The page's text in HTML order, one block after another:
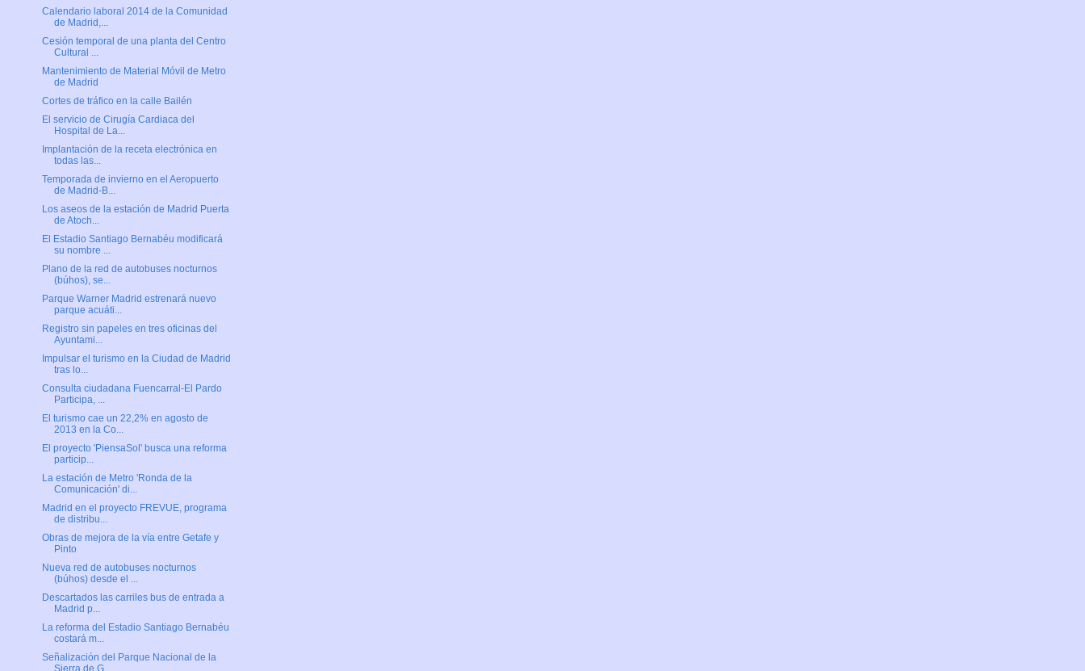
Calendario laboral 2014 de la Comunidad
de Madrid,...
Cesión temporal de una planta del Centro
Cultural ...
Mantenimiento de Material Móvil de Metro
de Madrid
Cortes de tráfico en la calle Bailén
El servicio de Cirugía Cardiaca del
Hospital de La...
Implantación de la receta electrónica en
todas las...
Temporada de invierno en el Aeropuerto
de Madrid-B...
Los aseos de la estación de Madrid Puerta
de Atoch...
El Estadio Santiago Bernabéu modificará
su nombre ...
Plano de la red de autobuses nocturnos
(búhos), se...
Parque Warner Madrid estrenará nuevo
parque acuáti...
Registro sin papeles en tres oficinas del
Ayuntami...
Impulsar el turismo en la Ciudad de Madrid
tras lo...
Consulta ciudadana Fuencarral-El Pardo
Participa, ...
El turismo cae un 22,2% en agosto de
2013 en la Co...
El proyecto 'PiensaSol' busca una reforma
particip...
La estación de Metro 'Ronda de la
Comunicación' di...
Madrid en el proyecto FREVUE, programa
de distribu...
Obras de mejora de la vía entre Getafe y
Pinto
Nueva red de autobuses nocturnos
(búhos) desde el ...
Descartados las carriles bus de entrada a
Madrid p...
La reforma del Estadio Santiago Bernabéu
costará m...
Señalización del Parque Nacional de la